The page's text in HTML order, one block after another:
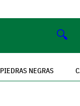
🔍
PIEDRAS NEGRAS